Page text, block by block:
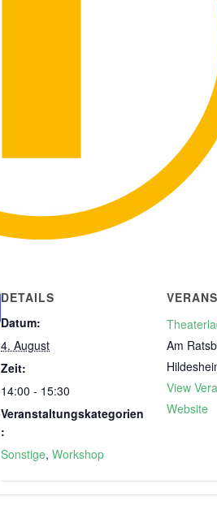
DETAILS
Datum:
4. August
Zeit:
14:00 - 15:30
Veranstaltungskategorien
:
Sonstige, Workshop
Am
View
Website